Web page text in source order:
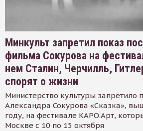
Минкульт запретил показ
фильма Сокурова на
нем Сталин, Черчилль,
спорят о жизни
Министерство культуры запретило
Александра Сокурова «Сказка»,
году, на фестивале КАРО.Арт,
Москве с 10 по 15 октября